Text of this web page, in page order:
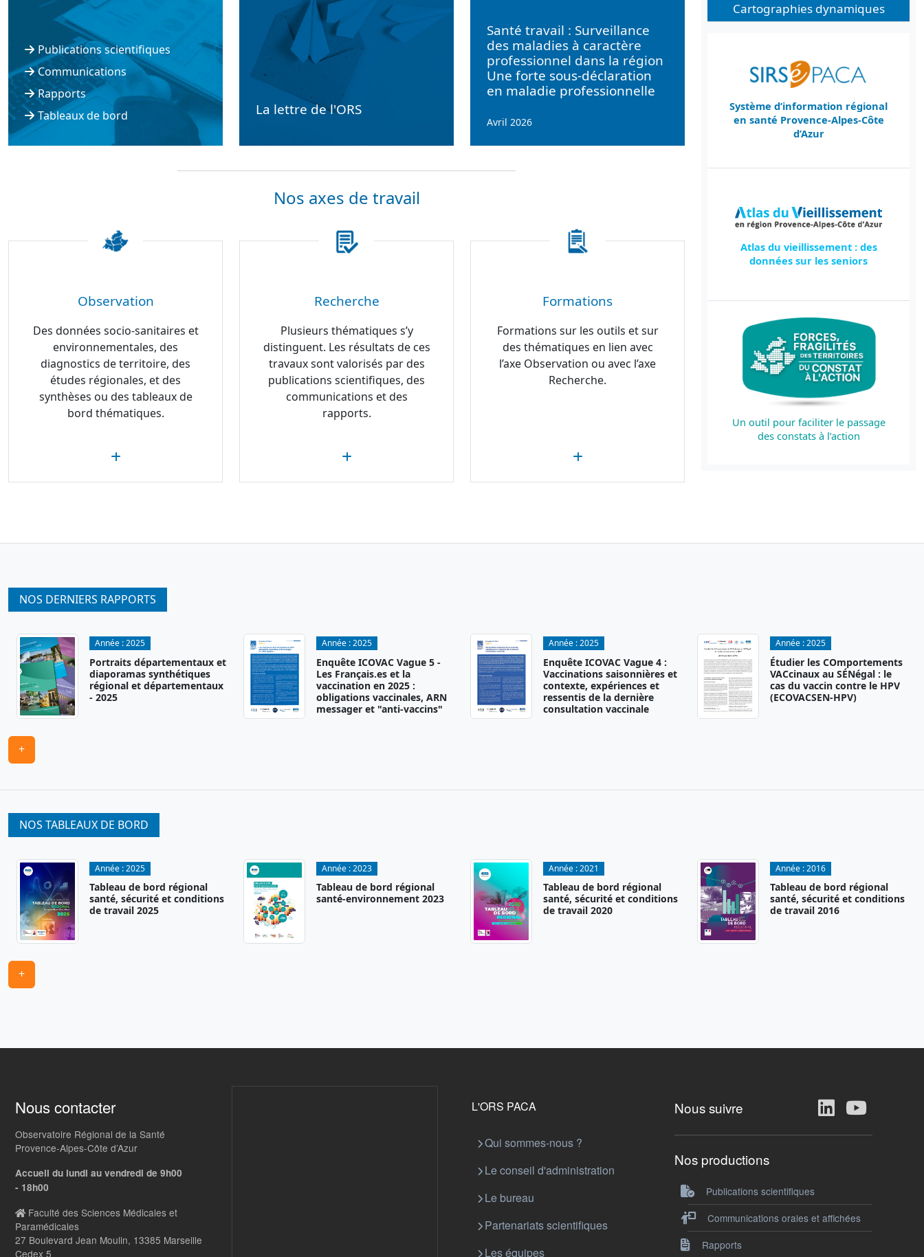
Publications scientifiques
Communications
Rapports
Tableaux de bord
La lettre de l'ORS
Santé travail : Surveillance
des maladies à caractère
professionnel dans la région
Une forte sous-déclaration
en maladie professionnelle
Avril 2026
Nos axes de travail
Observation
Des données socio-sanitaires et
environnementales, des
diagnostics de territoire, des
études régionales, et des
synthèses ou des tableaux de
bord thématiques.
Recherche
Plusieurs thématiques s’y
distinguent. Les résultats de ces
travaux sont valorisés par des
publications scientifiques, des
communications et des
rapports.
Formations
Formations sur les outils et sur
des thématiques en lien avec
l’axe Observation ou avec l’axe
Recherche.
Cartographies dynamiques
Système d’information régional
en santé Provence-Alpes-Côte
d’Azur
Atlas du vieillissement : des
données sur les seniors
Un outil pour faciliter le passage
des constats à l’action
NOS DERNIERS RAPPORTS
Année :2025
Portraits départementaux et
diaporamas synthétiques
régional et départementaux
- 2025
Année :2025
Enquête ICOVAC Vague 5 -
Les Français.es et la
vaccination en 2025 :
obligations vaccinales, ARN
messager et "anti-vaccins"
Année :2025
Enquête ICOVAC Vague 4 :
Vaccinations saisonnières et
contexte, expériences et
ressentis de la dernière
consultation vaccinale
Année :2025
Étudier les COmportements
VACcinaux au SÉNégal : le
cas du vaccin contre le HPV
(ECOVACSEN-HPV)
+
NOS TABLEAUX DE BORD
Année :2025
Tableau de bord régional
santé, sécurité et conditions
de travail 2025
Année :2023
Tableau de bord régional
santé-environnement 2023
Année :2021
Tableau de bord régional
santé, sécurité et conditions
de travail 2020
Année :2016
Tableau de bord régional
santé, sécurité et conditions
de travail 2016
+
Nous contacter
Observatoire Régional de la Santé
Provence-Alpes-Côte d’Azur
Accueil du lundi au vendredi de 9h00
- 18h00
Faculté des Sciences Médicales et
Paramédicales
27 Boulevard Jean Moulin, 13385 Marseille
Cedex 5
L'ORS PACA
Qui sommes-nous ?
Le conseil d'administration
Le bureau
Partenariats scientifiques
Les équipes
Nous suivre
Nos productions
Publications scientifiques
Communications orales et affichées
Rapports